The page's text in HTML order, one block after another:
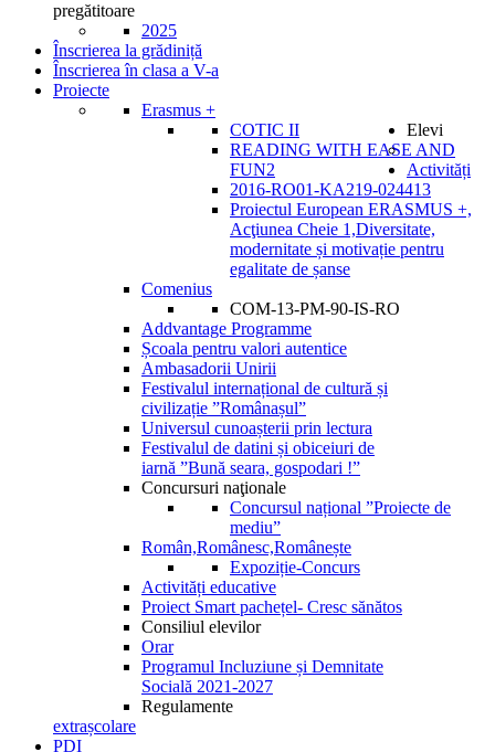
pregătitoare
2025
Înscrierea la grădiniță
Înscrierea în clasa a V-a
Proiecte
Erasmus +
COTIC II
READING WITH EASE AND
FUN2
2016-RO01-KA219-024413
Proiectul European ERASMUS +,
Acţiunea Cheie 1,Diversitate,
modernitate și motivație pentru
egalitate de șanse
Comenius
COM-13-PM-90-IS-RO
Addvantage Programme
Școala pentru valori autentice
Ambasadorii Unirii
Festivalul internațional de cultură și
civilizație ”Românașul”
Universul cunoașterii prin lectura
Festivalul de datini și obiceiuri de
iarnă ”Bună seara, gospodari !”
Concursuri naţionale
Concursul național ”Proiecte de
mediu”
Român,Românesc,Românește
Expoziție-Concurs
Activități educative
Proiect Smart pachețel- Cresc sănătos
Elevi
Consiliul elevilor
Orar
Programul Incluziune și Demnitate
Socială 2021-2027
Regulamente
Activități
extrașcolare
PDI